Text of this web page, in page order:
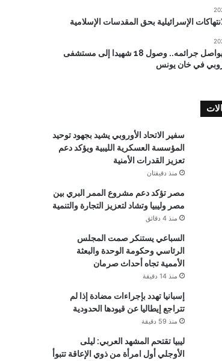
الإسرائيلية بحق المقدسات الإسلامية
الاحتلال يواصل جرائمه.. وصول 18 شهيدا إلى مستشفى
في خان يونس
سفير الاتحاد الأوروبي يشيد بجهود توحيد
المؤسسة العسكرية الليبية ويؤكد دعم
تعزيز القدرات الأمنية
منذ دقيقتان
مصر تؤكد دعم مشروع الممر البري بين
مصر وليبيا وتشاد لتعزيز التجارة والتنمية
منذ 4 دقائق
السباعي يستنكر صمت المجلس
الرئاسي وحكومة الوحدة والبعثة
الأممية تجاه أحداث صرمان
منذ 14 دقيقة
إسبانيا تهدد بإجراءات مضادة إذا لم
تتراجع إيطاليا عن قيودها الحدودية
منذ 59 دقيقة
ليبيا تقتحم المشهد العربي: ليلى
الأوجلي أول امرأة من ذوي الإعاقة تتبوأ